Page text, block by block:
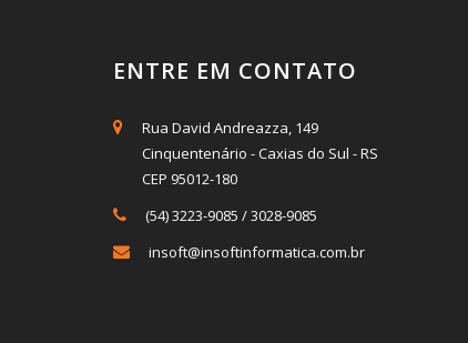
ENTRE EM CONTATO
Rua David Andreazza, 149
Cinquentenário - Caxias do Sul - RS
CEP 95012-180
(54) 3223-9085 /3028-9085
insoft@insoftinformatica.com.br